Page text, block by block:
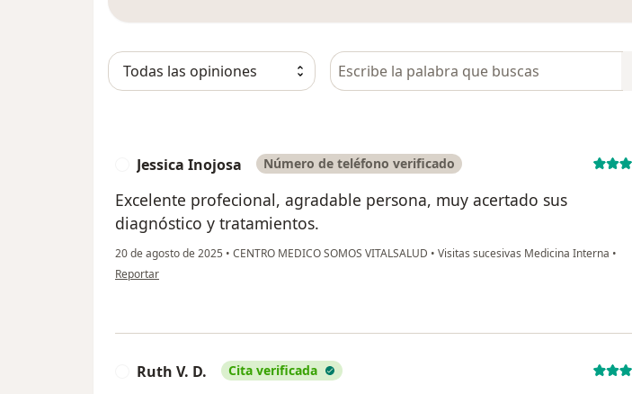
Busca en opiniones
Jessica Inojosa Número de teléfono verificado
Excelente profecional, agradable persona, muy acertado sus
diagnóstico y tratamientos.
20 de agosto de 2025 • CENTRO MEDICO SOMOS VITALSALUD • Visitas sucesivas Medicina Interna •
en opinión del usuario Jessica Inojosa
Reportar
Ruth V. D. Cita verificada